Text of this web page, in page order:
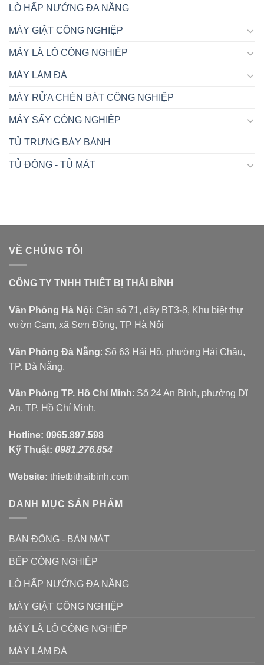
LÒ HẤP NƯỚNG ĐA NĂNG
MÁY GIẶT CÔNG NGHIỆP
MÁY LÀ LÔ CÔNG NGHIỆP
MÁY LÀM ĐÁ
MÁY RỬA CHÉN BÁT CÔNG NGHIỆP
MÁY SẤY CÔNG NGHIỆP
TỦ TRƯNG BÀY BÁNH
TỦ ĐÔNG - TỦ MÁT
VỀ CHÚNG TÔI
CÔNG TY TNHH THIẾT BỊ THÁI BÌNH
Văn Phòng Hà Nội: Căn số 71, dãy BT3-8, Khu biệt thự
vườn Cam, xã Sơn Đồng, TP Hà Nội
Văn Phòng Đà Nẵng: Số 63 Hải Hồ, phường Hải Châu,
TP. Đà Nẵng.
Văn Phòng TP. Hồ Chí Minh: Số 24 An Bình, phường Dĩ
An, TP. Hồ Chí Minh.
Hotline: 0965.897.598
Kỹ Thuật: 0981.276.854
Website: thietbithaibinh.com
DANH MỤC SẢN PHẨM
BÀN ĐÔNG - BÀN MÁT
BẾP CÔNG NGHIỆP
LÒ HẤP NƯỚNG ĐA NĂNG
MÁY GIẶT CÔNG NGHIỆP
MÁY LÀ LÔ CÔNG NGHIỆP
MÁY LÀM ĐÁ